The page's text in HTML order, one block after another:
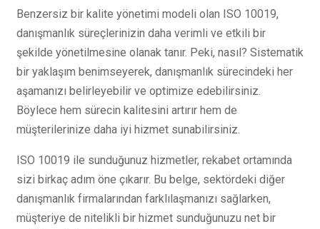
Benzersiz bir kalite yönetimi modeli olan ISO 10019,
danışmanlık süreçlerinizin daha verimli ve etkili bir
şekilde yönetilmesine olanak tanır. Peki, nasıl? Sistematik
bir yaklaşım benimseyerek, danışmanlık sürecindeki her
aşamanızı belirleyebilir ve optimize edebilirsiniz.
Böylece hem sürecin kalitesini artırır hem de
müşterilerinize daha iyi hizmet sunabilirsiniz.
ISO 10019 ile sunduğunuz hizmetler, rekabet ortamında
sizi birkaç adım öne çıkarır. Bu belge, sektördeki diğer
danışmanlık firmalarından farklılaşmanızı sağlarken,
müşteriye de nitelikli bir hizmet sunduğunuzu net bir